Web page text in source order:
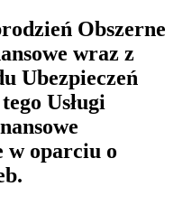
Obszerne
wraz z
Ubezpieczeń
Usługi
w oparciu o